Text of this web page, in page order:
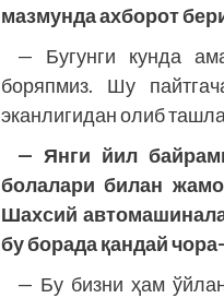
мазмунда ахборот
— Бугунги кунда
боряпмиз. Шу
эканлигидан олиб
— Янги йил
болалари билан
Шахсий
бу борада қандай
— Бу бизни ҳам